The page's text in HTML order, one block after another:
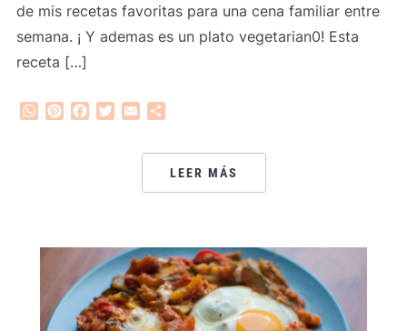
de mis recetas favoritas para una cena familiar entre
semana. ¡ Y ademas es un plato vegetarian0! Esta
receta […]
WhatsApp
PinterestFacebook
Twitter
Email
LEER MÁS